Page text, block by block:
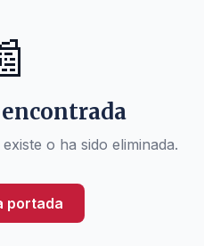
o ha sido eliminada.
portada